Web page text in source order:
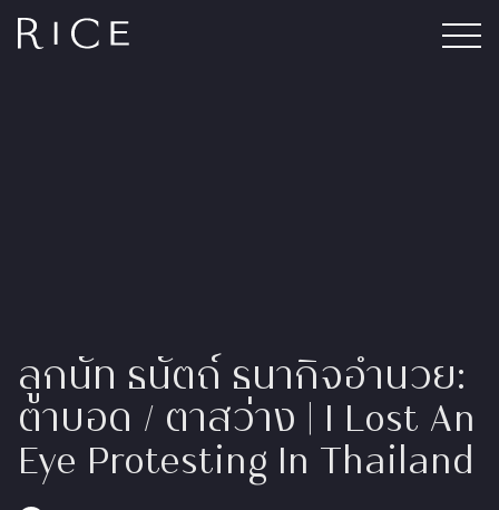
ลูกนัท ธนัตถ์ ธนากิจอำนวย:
ตาบอด / ตาสว่าง | I Lost An
Eye Protesting ​In Thailand